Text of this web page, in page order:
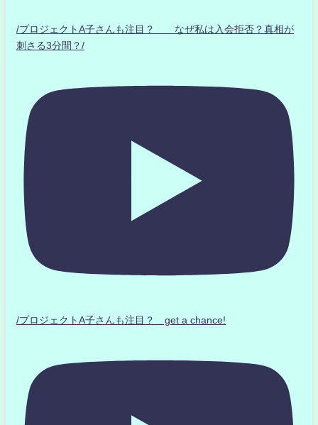
/プロジェクトA子さんも注目？ なぜ私は入会拒否？真相が
刺さる3分間？/
/プロジェクトA子さんも注目？ get a chance!